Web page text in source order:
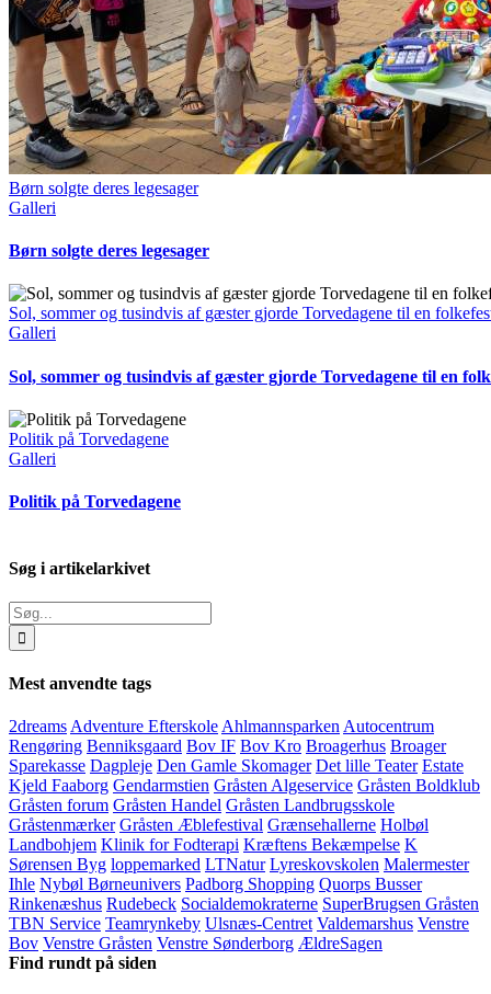
Børn solgte deres legesager
Galleri
Børn solgte deres legesager
Sol, sommer og tusindvis af gæster gjorde Torvedagene til en
Galleri
Sol, sommer og tusindvis af gæster gjorde Torvedagene til en
Politik på Torvedagene
Galleri
Politik på Torvedagene
Søg i artikelarkivet
Søg
efter:
Mest anvendte tags
2dreamsAdventure EfterskoleAhlmannsparkenAutocentrum
Rengøring Benniksgaard Bov IF Bov Kro Broagerhus Broager
Sparekasse Dagpleje Den Gamle Skomager Det lille Teater Estate
Kjeld Faaborg Gendarmstien Gråsten Algeservice Gråsten Boldklub
Gråsten forum Gråsten Handel Gråsten Landbrugsskole
Gråstenmærker Gråsten Æblefestival Grænsehallerne Holbøl
Landbohjem Klinik for Fodterapi Kræftens Bekæmpelse K
Sørensen Byg loppemarked LTNatur Lyreskovskolen Malermester
Ihle Nybøl Børneunivers Padborg Shopping Quorps Busser
Rinkenæshus Rudebeck Socialdemokraterne SuperBrugsen Gråsten
TBN Service Teamrynkeby Ulsnæs-Centret Valdemarshus Venstre
Bov Venstre Gråsten Venstre Sønderborg ÆldreSagen
Find rundt på siden